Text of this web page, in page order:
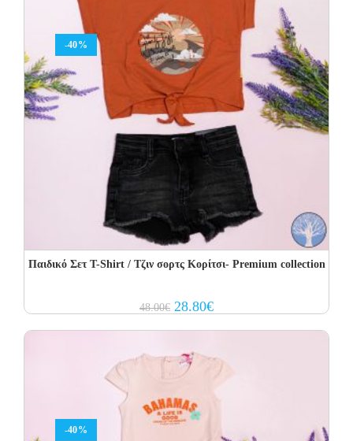
-40%
Παιδικό Σετ T-Shirt / Τζιν σορτς Κορίτσι- Premium collection
48.00€ Original
price
28.80€Current
price
-40%